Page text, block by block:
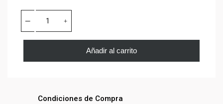
Añadir al carrito
Condiciones de Compra